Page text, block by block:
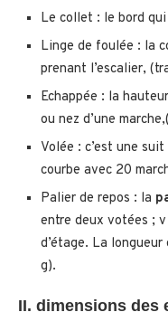
Le collet : le bord qui
Linge de foulée : la
prenant l’escalier,
Echappée : la
ou nez d’une
Volée : c’est une
courbe avec 20
Palier de repos : la
entre deux votées ; v
d’étage. La
g).
II. dimensions des